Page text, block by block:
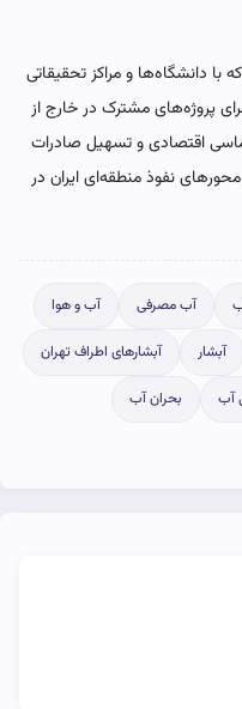
دانشگاه‌ها و مراکز تحقیقاتی
پروژه‌های مشترک در خارج از
اقتصادی و تسهیل صادرات
نفوذ منطقه‌ای ایران در
آب مصرفی آب و هوا
آبشار آبشارهای اطراف تهران
آب بحران آب